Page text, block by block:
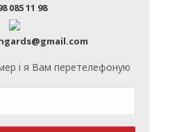
085 11 98
і я Вам перетелефоную